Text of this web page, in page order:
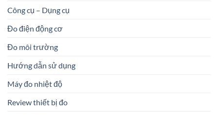
Công cụ – Dụng cụ
Đo điện động cơ
Đo môi trường
Hướng dẫn sử dụng
Máy đo nhiệt độ
Review thiết bị đo